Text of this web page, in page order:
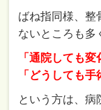
ばね指同様、整
ないところも多
「通院しても変
「どうしても手
という方は、病